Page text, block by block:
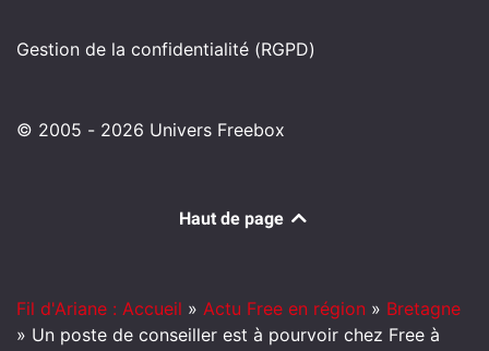
Gestion de la confidentialité (RGPD)
© 2005 - 2026 Univers Freebox
Haut de page
Fil d'Ariane : Accueil » Actu Free en région » Bretagne
» Un poste de conseiller est à pourvoir chez Free à